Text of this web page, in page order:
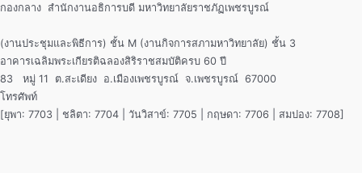
กองกลาง สำนักงานอธิการบดี มหาวิทยาลัยราชภัฏเพชรบูรณ์
(งานประชุมและพิธีการ) ชั้น M (งานกิจการสภามหาวิทยาลัย) ชั้น 3
อาคารเฉลิมพระเกียรติฉลองสิริราชสมบัติครบ 60 ปี
83 หมู่ 11 ต.สะเดียง อ.เมืองเพชรบูรณ์ จ.เพชรบูรณ์ 67000
โทรศัพท์
[ยุพา: 7703 | ชลิตา: 7704 | วันวิสาข์: 7705 | กฤษดา: 7706 | สมปอง: 7708]